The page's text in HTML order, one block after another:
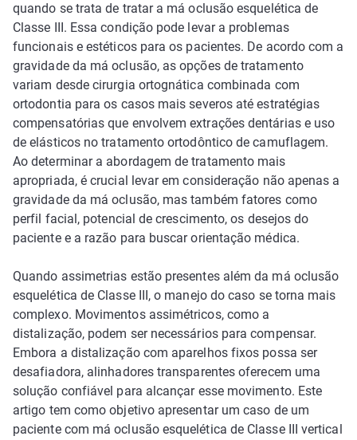
quando se trata de tratar a má oclusão esquelética de
Classe III. Essa condição pode levar a problemas
funcionais e estéticos para os pacientes. De acordo com a
gravidade da má oclusão, as opções de tratamento
variam desde cirurgia ortognática combinada com
ortodontia para os casos mais severos até estratégias
compensatórias que envolvem extrações dentárias e uso
de elásticos no tratamento ortodôntico de camuflagem.
Ao determinar a abordagem de tratamento mais
apropriada, é crucial levar em consideração não apenas a
gravidade da má oclusão, mas também fatores como
perfil facial, potencial de crescimento, os desejos do
paciente e a razão para buscar orientação médica.
Quando assimetrias estão presentes além da má oclusão
esquelética de Classe III, o manejo do caso se torna mais
complexo. Movimentos assimétricos, como a
distalização, podem ser necessários para compensar.
Embora a distalização com aparelhos fixos possa ser
desafiadora, alinhadores transparentes oferecem uma
solução confiável para alcançar esse movimento. Este
artigo tem como objetivo apresentar um caso de um
paciente com má oclusão esquelética de Classe III vertical